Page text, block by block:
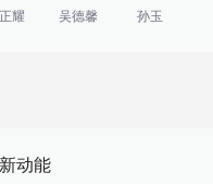
耀 吴德馨 孙玉
动能